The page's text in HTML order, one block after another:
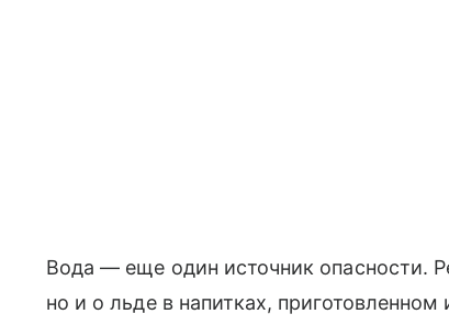
Вода — еще один источник опасности.
но и о льде в напитках,